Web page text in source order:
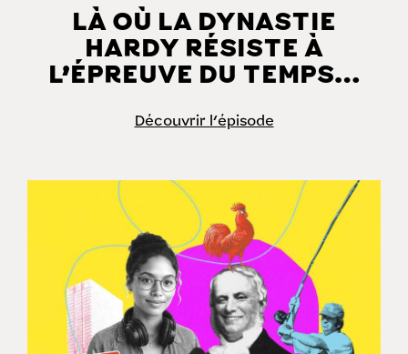
LÀ OÙ LA DYNASTIE
HARDY RÉSISTE À
L’ÉPREUVE DU TEMPS…
Découvrir l'épisode